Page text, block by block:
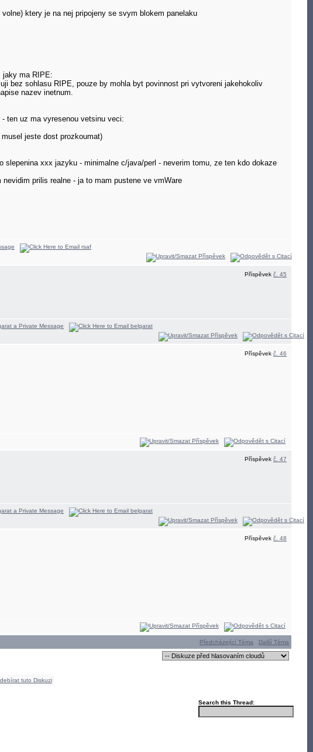
ktery je na nej pripojeny se svym blokem panelaku
jaky ma RIPE:
bez sohlasu RIPE, pouze by mohla byt povinnost pri vytvoreni jakehokoliv
nazev inetnum.
ten uz ma vyresenou vetsinu veci:
jeste dost prozkoumat)
xxx jazyku - minimalne c/java/perl - neverim tomu, ze ten kdo dokaze
prilis realne - ja to mam pustene ve vmWare
Příspěvek č. 45
Příspěvek č. 46
Příspěvek č. 47
Příspěvek č. 48
Předcházející Téma Další Téma
tuto Diskuzi
Search this Thread: